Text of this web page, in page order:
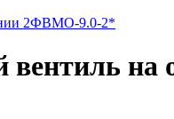
2ФВМO-9.0-2*
на